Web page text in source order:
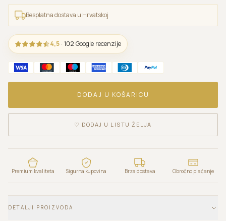
Besplatna dostava u Hrvatskoj
4,5 · 102 Google recenzije
DODAJ U KOŠARICU
♡ DODAJ U LISTU ŽELJA
Premium kvaliteta Sigurna kupovina Brza dostava Obročno plaćanje
DETALJI PROIZVODA